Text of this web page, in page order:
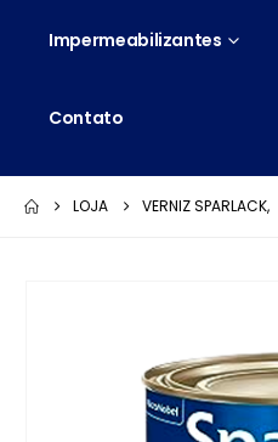
Impermeabilizantes
Contato
LOJA VERNIZ SPARLACK,